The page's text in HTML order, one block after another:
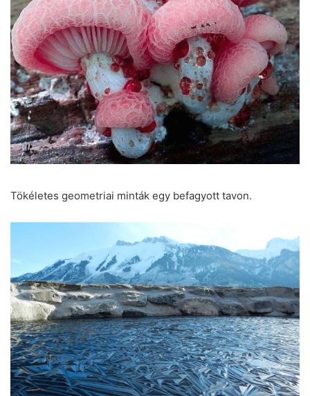
Tökéletes geometriai minták egy befagyott tavon.